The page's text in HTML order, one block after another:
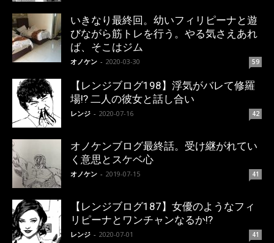
いきなり最終回。幼いフィリピーナと遊
びながら筋トレを行う。やる気さえあれ
ば、そこはジム
オノケン - 2020-03-30 59
【レンジブログ198】浮気がバレて修羅
場!? 二人の彼女と話し合い
レンジ - 2020-07-16 42
オノケンブログ最終話。受け継がれてい
く意思とスケベ心
オノケン - 2019-07-15 41
【レンジブログ187】女優のようなフィ
リピーナとワンチャンなるか!?
レンジ - 2020-07-01 41